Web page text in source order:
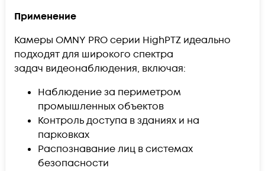
Применение
Камеры OMNY PRO серии HighPTZ идеально
подходят для широкого спектра
задач видеонаблюдения, включая:
Наблюдение за периметром
промышленных объектов
Контроль доступа в зданиях и на
парковках
Распознавание лиц в системах
безопасности